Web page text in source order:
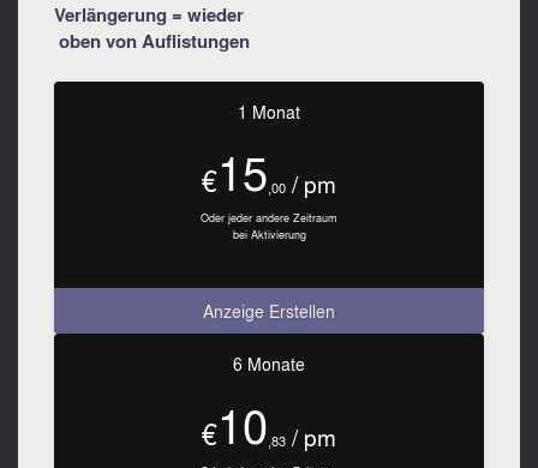
Verlängerung = wieder
oben von Auflistungen
1 Monat
€15 ,00 / pm
Oder jeder andere Zeitraum
bei Aktivierung
Anzeige Erstellen
6 Monate
€10 ,83 / pm